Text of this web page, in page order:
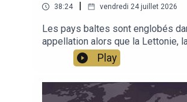
38:24 vendredi 24 juillet 2026
Les pays baltes sont englobés
appellation alors que la Lettonie,
l'Estonie sont des pays très
langue, la culture, la religion.
1991, ces pays développent leurs
sur les rives de la Baltique, à
Play